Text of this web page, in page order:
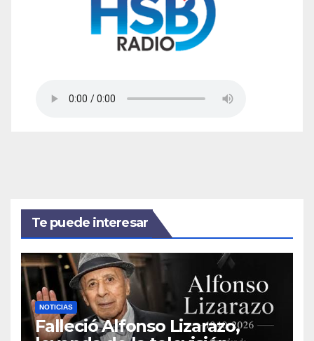
Te puede interesar
NOTICIAS
Falleció Alfonso Lizarazo,